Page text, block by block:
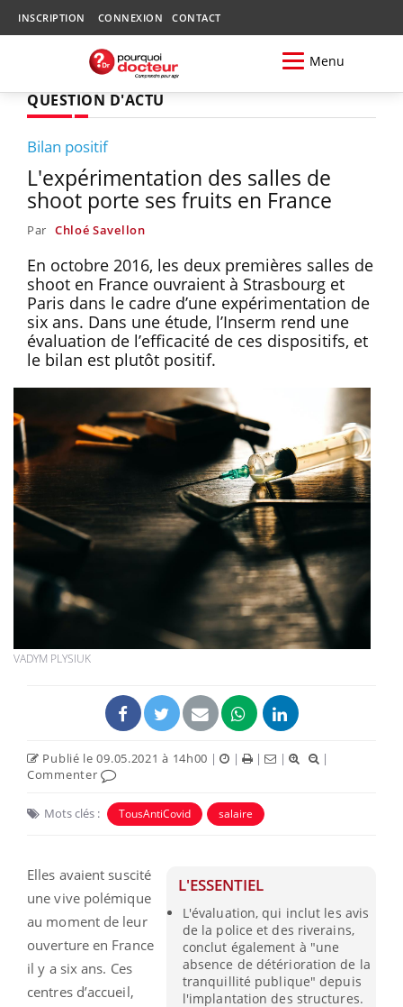
INSCRIPTION CONNEXION CONTACT
Menu
QUESTION D'ACTU
Bilan positif
L'expérimentation des salles de
shoot porte ses fruits en France
Par Chloé Savellon
En octobre 2016, les deux premières salles de
shoot en France ouvraient à Strasbourg et
Paris dans le cadre d’une expérimentation de
six ans. Dans une étude, l’Inserm rend une
évaluation de l’efficacité de ces dispositifs, et
le bilan est plutôt positif.
VADYM PLYSIUK
Publié le 09.05.2021 à 14h00 | | | |
|
Commenter
Mots clés : TousAntiCovid salaire
L'ESSENTIEL
L'évaluation, qui inclut les avis
de la police et des riverains,
conclut également à "une
absence de détérioration de la
tranquillité publique" depuis
l'implantation des structures.
Elles avaient suscité
une vive polémique
au moment de leur
ouverture en France
il y a six ans. Ces
centres d’accueil,